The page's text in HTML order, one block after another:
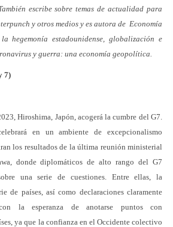
escribe sobre temas de actualidad para
y otros medios y es autora de Economía
hegemonía estadounidense, globalización e
y guerra: una economía geopolítica.
7)
Hiroshima, Japón, acogerá la cumbre del G7.
en un ambiente de excepcionalismo
los resultados de la última reunión ministerial
donde diplomáticos de alto rango del G7
una serie de cuestiones. Entre ellas, la
de países, así como declaraciones claramente
la esperanza de anotarse puntos con
ya que la confianza en el Occidente colectivo